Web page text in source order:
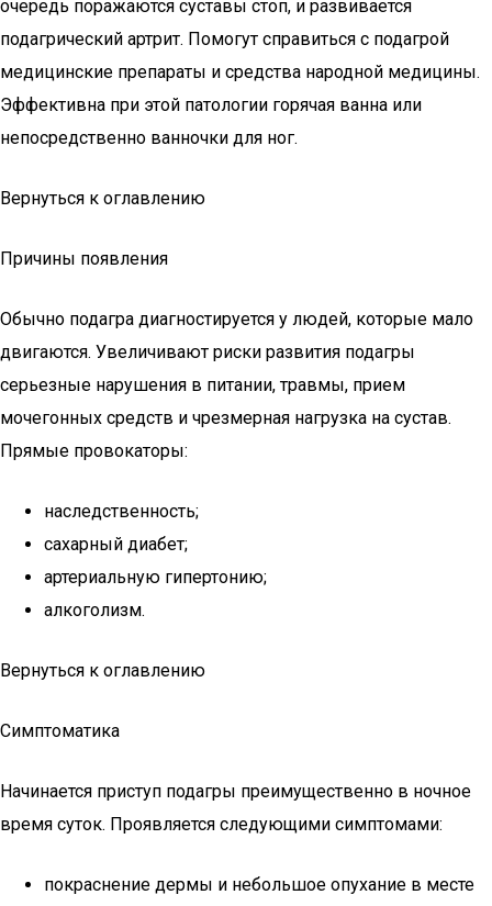
очередь поражаются суставы стоп, и развивается
подагрический артрит. Помогут справиться с подагрой
медицинские препараты и средства народной медицины.
Эффективна при этой патологии горячая ванна или
непосредственно ванночки для ног.
Вернуться к оглавлению
Причины появления
Обычно подагра диагностируется у людей, которые мало
двигаются. Увеличивают риски развития подагры
серьезные нарушения в питании, травмы, прием
мочегонных средств и чрезмерная нагрузка на сустав.
Прямые провокаторы:
наследственность;
сахарный диабет;
артериальную гипертонию;
алкоголизм.
Вернуться к оглавлению
Симптоматика
Начинается приступ подагры преимущественно в ночное
время суток. Проявляется следующими симптомами:
покраснение дермы и небольшое опухание в месте